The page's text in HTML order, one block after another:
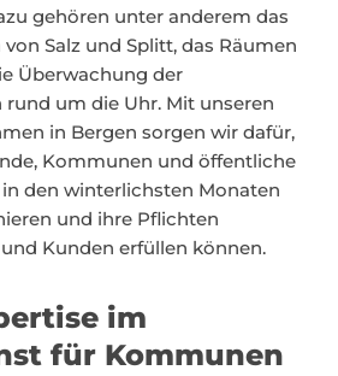
gehören unter anderem das
Salz und Splitt, das Räumen
Überwachung der
um die Uhr. Mit unseren
in Bergen sorgen wir dafür,
Kommunen und öffentliche
den winterlichsten Monaten
und ihre Pflichten
Kunden erfüllen können.
im
für Kommunen